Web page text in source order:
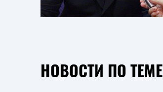
НОВОСТИ ПО ТЕМЕ